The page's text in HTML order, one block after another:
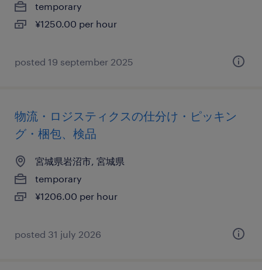
temporary
¥1250.00 per hour
posted 19 september 2025
物流・ロジスティクスの仕分け・ピッキン
グ・梱包、検品
宮城県岩沼市, 宮城県
temporary
¥1206.00 per hour
posted 31 july 2026